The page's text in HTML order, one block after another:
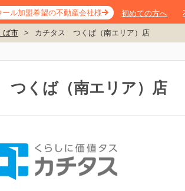
ール加盟希望の不動産会社様 初めての方へ
ば市 > カチタス つくば（南エリア）店
くば（南エリア）店